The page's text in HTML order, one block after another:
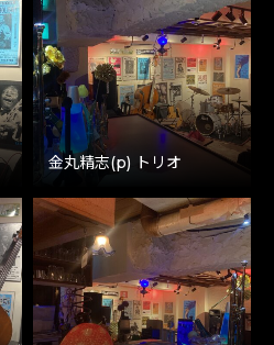
金丸精志(p) トリオ